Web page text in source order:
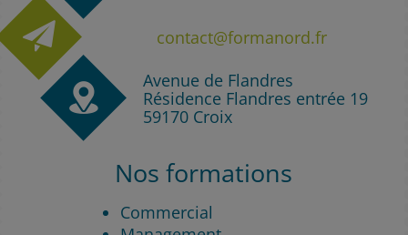
contact@formanord.fr
Avenue de Flandres
Résidence Flandres entrée 19
59170 Croix
Nos formations
Commercial